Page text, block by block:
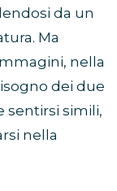
da un
Ma
nella
dei due
sentirsi simili,
nella